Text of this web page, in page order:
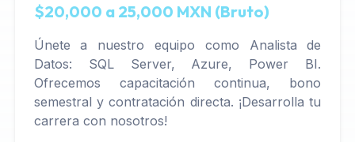
$20,000 a 25,000 MXN (Bruto)
Únete a nuestro equipo como Analista de
Datos: SQL Server, Azure, Power BI.
Ofrecemos capacitación continua, bono
semestral y contratación directa. ¡Desarrolla tu
carrera con nosotros!